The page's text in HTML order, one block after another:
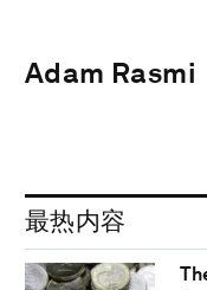
Adam Rasmi
最热内容